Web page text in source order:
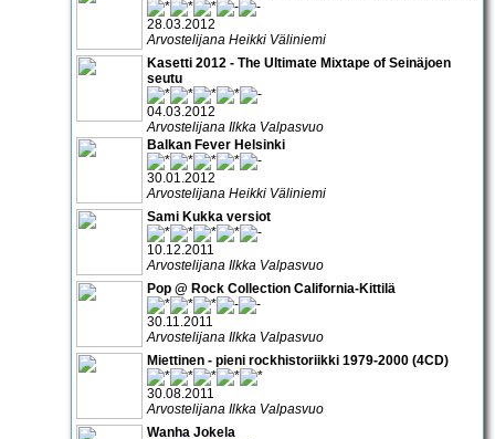
28.03.2012
Arvostelijana Heikki Väliniemi
Kasetti 2012 - The Ultimate Mixtape of Seinäjoen
seutu
04.03.2012
Arvostelijana Ilkka Valpasvuo
Balkan Fever Helsinki
30.01.2012
Arvostelijana Heikki Väliniemi
Sami Kukka versiot
10.12.2011
Arvostelijana Ilkka Valpasvuo
Pop @ Rock Collection California-Kittilä
30.11.2011
Arvostelijana Ilkka Valpasvuo
Miettinen - pieni rockhistoriikki 1979-2000 (4CD)
30.08.2011
Arvostelijana Ilkka Valpasvuo
Wanha Jokela